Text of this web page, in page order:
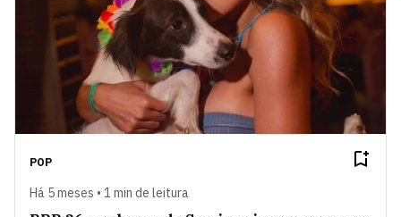
POP
Há 5 meses • 1 min de leitura